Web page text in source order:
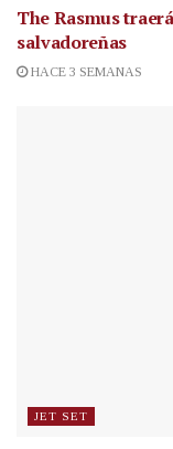
The Rasmus
salvadoreñas
HACE 3 SEMANAS
JET SET